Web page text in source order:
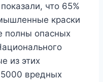
что 65%
краски
полны опасных
из этих
вредных